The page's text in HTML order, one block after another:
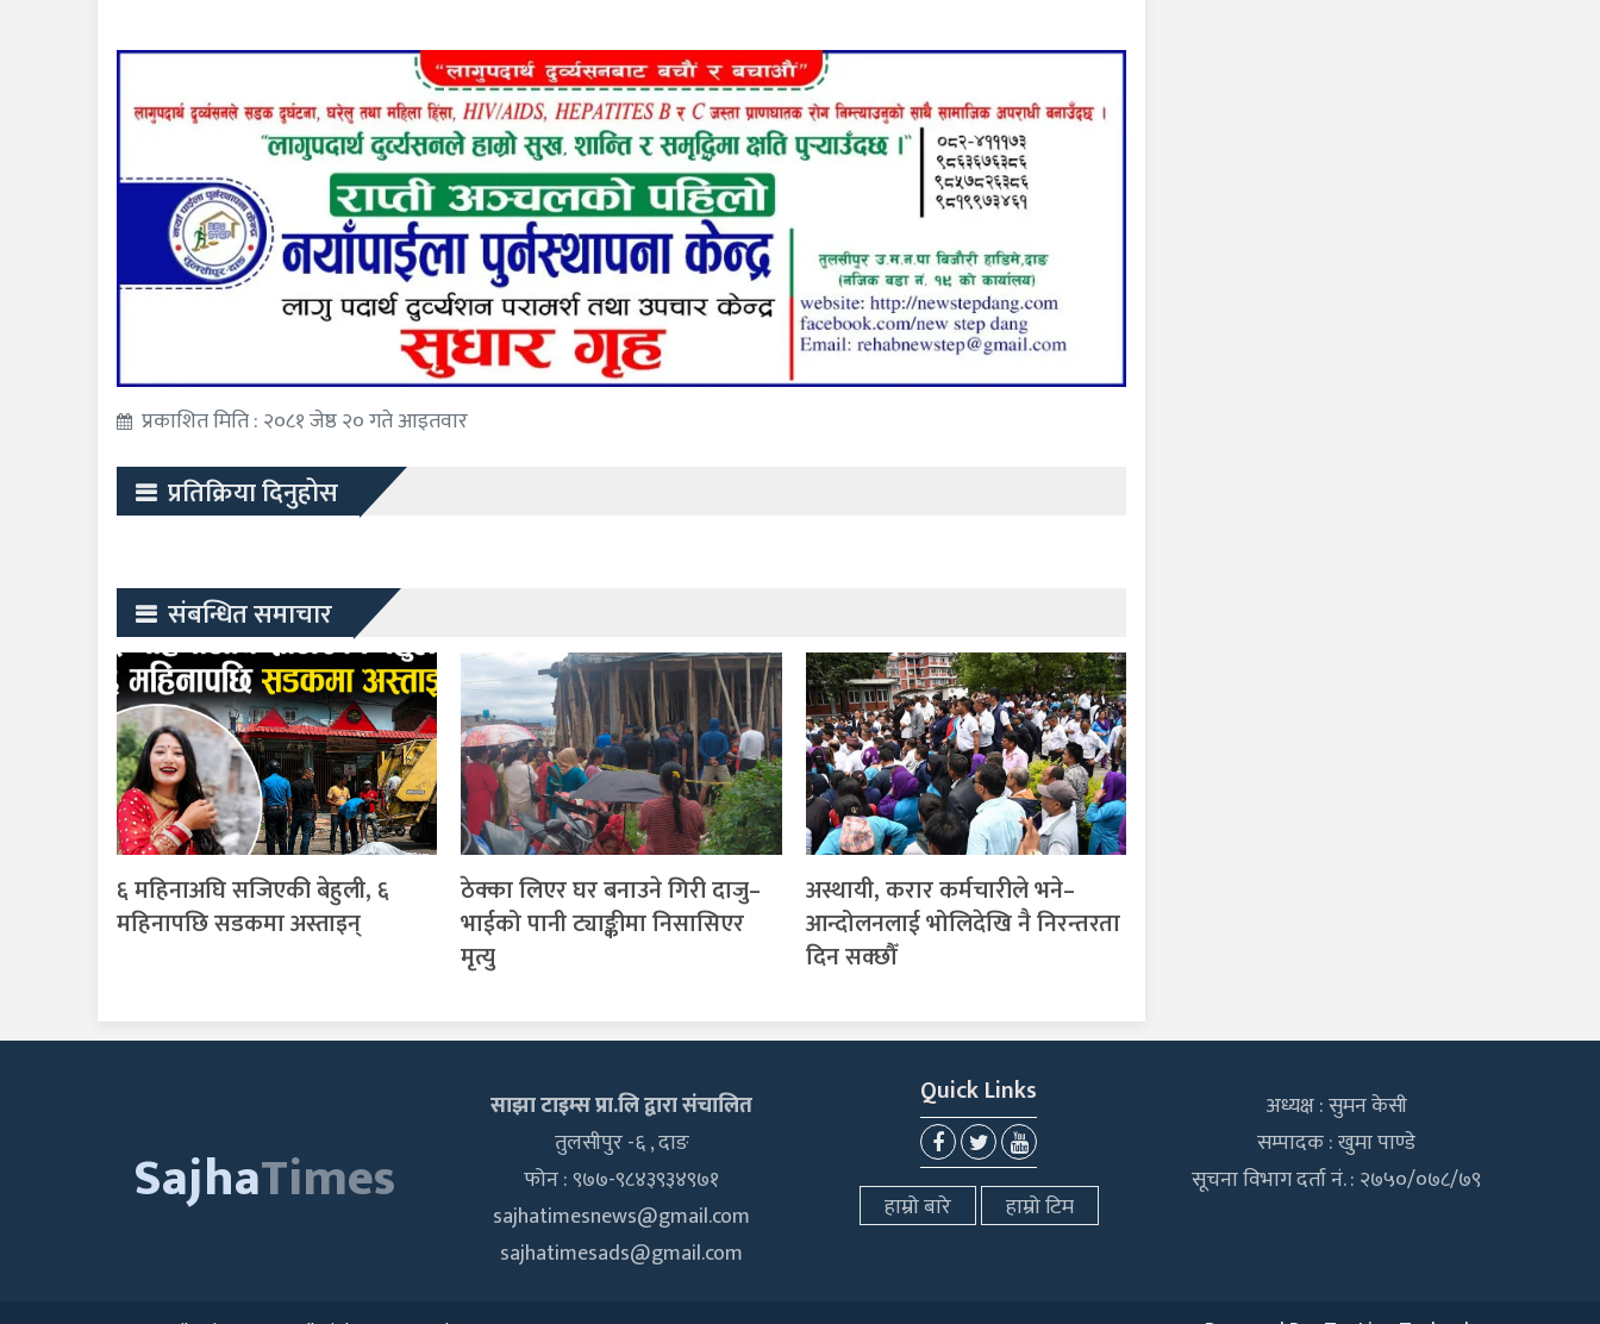
प्रकाशित मिति : २०८१ जेष्ठ २० गते आइतवार
प्रतिक्रिया दिनुहोस
संबन्धित समाचार
६ महिनाअघि सजिएकी बेहुली, ६
महिनापछि सडकमा अस्ताइन्
ठेक्का लिएर घर बनाउने गिरी दाजु–
भाईको पानी ट्याङ्कीमा निसासिएर
मृत्यु
अस्थायी, करार कर्मचारीले भने–
आन्दोलनलाई भोलिदेखि नै निरन्तरता
दिन सक्छौँ
SajhaTimes
साझा टाइम्स प्रा.लि द्वारा संचालित
तुलसीपुर -६ , दाङ
फोन : ९७७-९८४३९३४९७१
sajhatimesnews@gmail.com
sajhatimesads@gmail.com
Quick Links
हाम्रो बारे हाम्रो टिम
अध्यक्ष : सुमन केसी
सम्पादक : खुमा पाण्डे
सूचना विभाग दर्ता नं. : २७५०/०७८/७९